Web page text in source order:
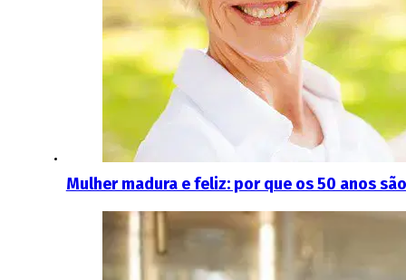
Mulher madura e feliz: por que os 50 anos